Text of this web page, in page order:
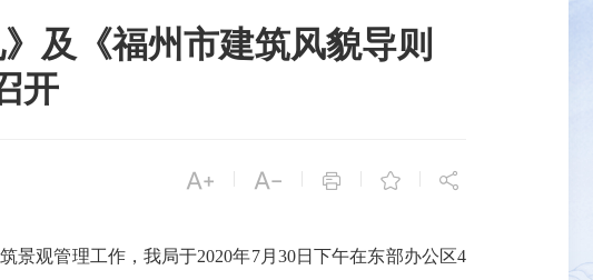
及《福州市建筑风貌导则
开
 |  |  |  | 
观管理工作，我局于2020年7月30日下午在东部办公区4